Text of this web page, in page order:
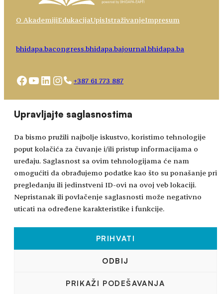
Upravljajte saglasnostima
Da bismo pružili najbolje iskustvo, koristimo tehnologije
poput kolačića za čuvanje i/ili pristup informacijama o
uređaju. Saglasnost sa ovim tehnologijama će nam
omogućiti da obrađujemo podatke kao što su ponašanje pri
pregledanju ili jedinstveni ID-ovi na ovoj veb lokaciji.
Nepristanak ili povlačenje saglasnosti može negativno
uticati na određene karakteristike i funkcije.
PRIHVATI
ODBIJ
PRIKAŽI PODEŠAVANJA
O AkademijiEdukacijaUpisIstraživanjeImpresum
bhidapa.bacongress.bhidapa.bajournal.bhidapa.ba
Facebook
YouTube
LinkedIn
Instagram
+387 61 773 887
academy@bhidapa.ba
Choose
language
Sva prava zadržana © 2024-2026.
– Bosansko-hercegovačka integrativna
dječija i adolescentna psihoterapijska Asocijacija